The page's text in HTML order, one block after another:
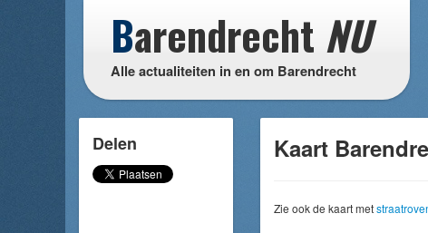
Barendrecht NU
Alle actualiteiten in en om Barendrecht
Delen Kaart
Zie ook de kaart met